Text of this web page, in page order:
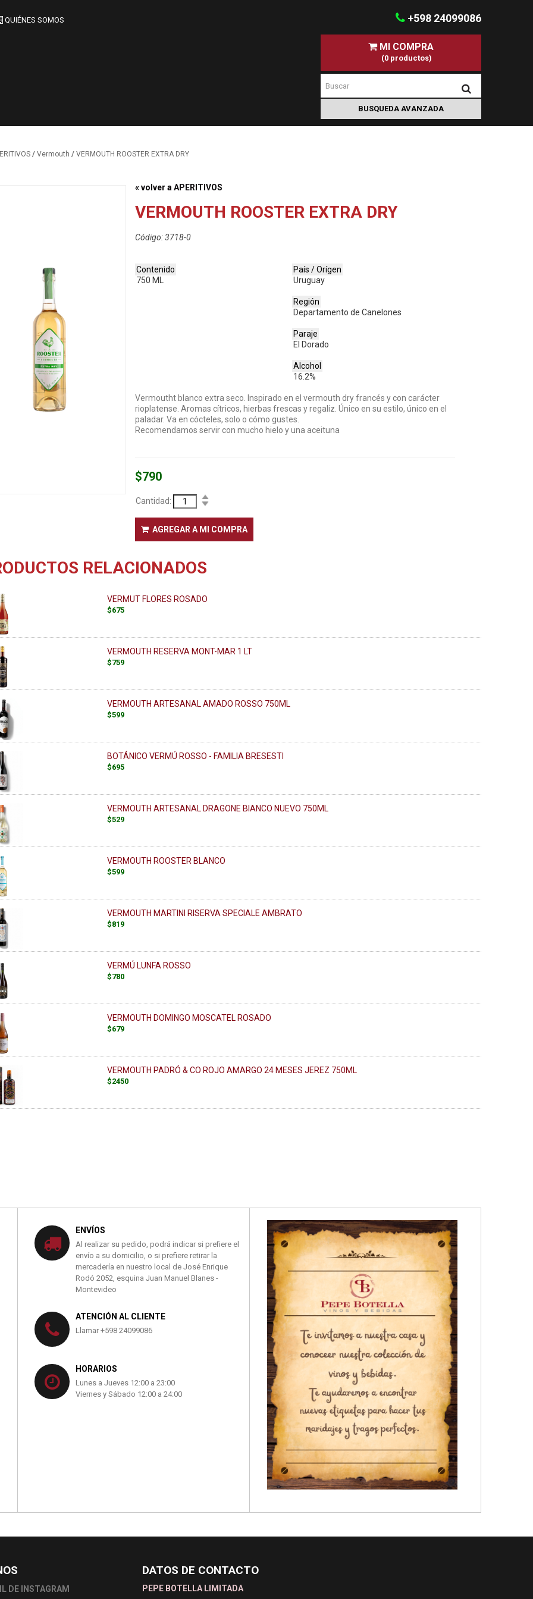
QUIÉNES SOMOS +598 24099086
MI COMPRA
(0 productos)
/ Vermouth / VERMOUTH ROOSTER EXTRA DRY
« volver a APERITIVOS
VERMOUTH ROOSTER EXTRA DRY
Código: 3718-0
Contenido
750 ML
País / Orígen
Uruguay
Región
Departamento de Canelones
Paraje
El Dorado
Alcohol
16.2%
Vermoutht blanco extra seco. Inspirado en el vermouth dry francés y con carácter
rioplatense. Aromas cítricos, hierbas frescas y regaliz. Único en su estilo, único en el
paladar. Va en cócteles, solo o cómo gustes.
Recomendamos servir con mucho hielo y una aceituna
$790
Cantidad:
AGREGAR A MI COMPRA
RELACIONADOS
VERMUT FLORES ROSADO
$675
VERMOUTH RESERVA MONT-MAR 1 LT
$759
VERMOUTH ARTESANAL AMADO ROSSO 750ML
$599
BOTÁNICO VERMÚ ROSSO - FAMILIA BRESESTI
$695
VERMOUTH ARTESANAL DRAGONE BIANCO NUEVO 750ML
$529
VERMOUTH ROOSTER BLANCO
$599
VERMOUTH MARTINI RISERVA SPECIALE AMBRATO
$819
VERMÚ LUNFA ROSSO
$780
VERMOUTH DOMINGO MOSCATEL ROSADO
$679
VERMOUTH PADRÓ & CO ROJO AMARGO 24 MESES JEREZ 750ML
$2450
ENVÍOS
Al realizar su pedido, podrá indicar si prefiere el
envío a su domicilio, o si prefiere retirar la
mercadería en nuestro local de José Enrique
Rodó 2052, esquina Juan Manuel Blanes -
Montevideo
ATENCIÓN AL CLIENTE
Llamar +598 24099086
HORARIOS
Lunes a Jueves 12:00 a 23:00
Viernes y Sábado 12:00 a 24:00
DE INSTAGRAM
DATOS DE CONTACTO
PEPE BOTELLA LIMITADA